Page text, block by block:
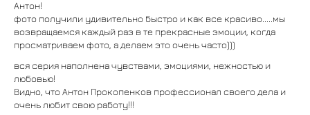
Антон!
фото получили удивительно быстро и как все красиво.....мы
возвращаемся каждый раз в те прекрасные эмоции, когда
просматриваем фото, а делаем это очень часто)))
вся серия наполнена чувствами, эмоциями, нежностью и
любовью!
Видно, что Антон Прокопенков профессионал своего дела и
очень любит свою работу!!!